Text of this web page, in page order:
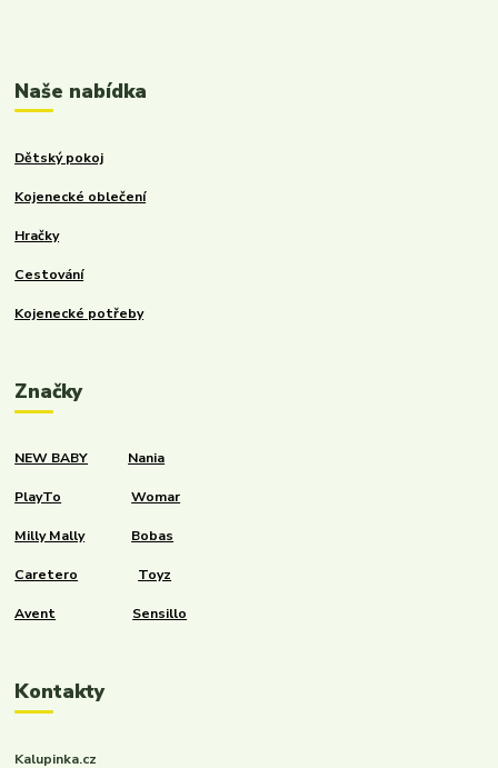
Naše nabídka
Dětský pokoj
Kojenecké oblečení
Hračky
Cestování
Kojenecké potřeby
Značky
NEW BABY Nania
PlayTo Womar
Milly Mally Bobas
Caretero Toyz
Avent Sensillo
Kontakty
Kalupinka.cz